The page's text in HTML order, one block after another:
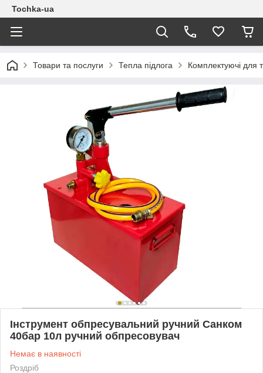
Tochka-ua
Товари та послуги Тепла підлога Комплектуючі для
Інструмент обпресувальний ручний Санком
40бар 10л ручний обпресовувач
Немає в наявності
Роздріб